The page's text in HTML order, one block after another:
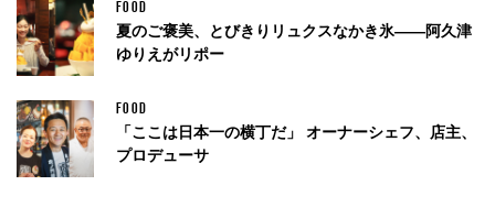
FOOD
夏のご褒美、とびきりリュクスなかき氷——阿久津
ゆりえがリポー
FOOD
「ここは日本一の横丁だ」 オーナーシェフ、店主、
プロデューサ